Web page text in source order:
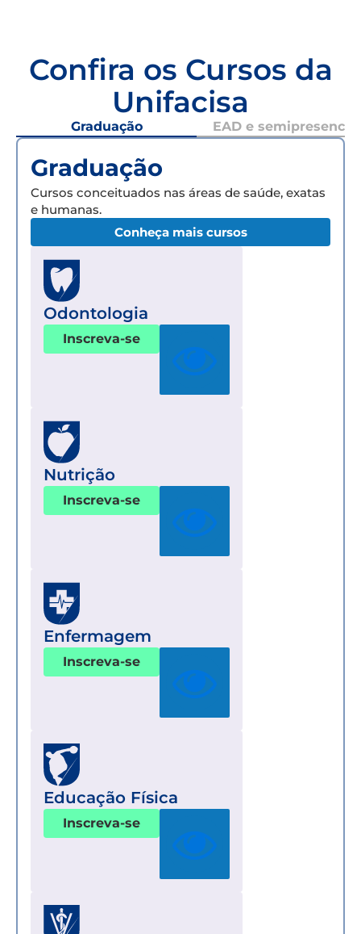
Confira os Cursos da
Unifacisa
Graduação EAD e semipresencial
Graduação
Cursos conceituados nas áreas de saúde, exatas
e humanas.
Conheça mais cursos
Odontologia
Inscreva-se
Nutrição
Inscreva-se
Enfermagem
Inscreva-se
Educação Física
Inscreva-se